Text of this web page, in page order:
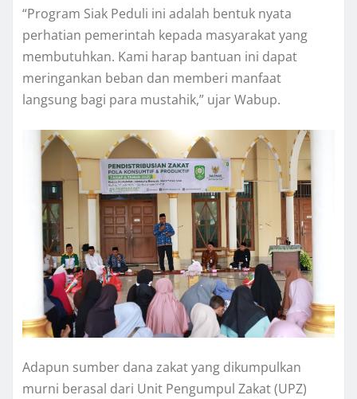
“Program Siak Peduli ini adalah bentuk nyata
perhatian pemerintah kepada masyarakat yang
membutuhkan. Kami harap bantuan ini dapat
meringankan beban dan memberi manfaat
langsung bagi para mustahik,” ujar Wabup.
Adapun sumber dana zakat yang dikumpulkan
murni berasal dari Unit Pengumpul Zakat (UPZ)